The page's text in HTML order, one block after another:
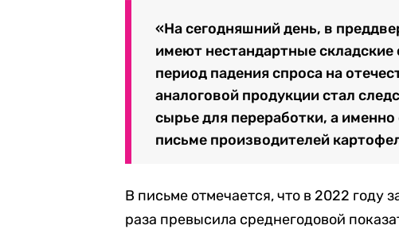
«На сегодняшний день, в
имеют нестандартные
период падения спроса на
аналоговой продукции стал
сырье для переработки, а
письме производителей
В письме отмечается, что в 2022 году
раза превысила среднегодовой